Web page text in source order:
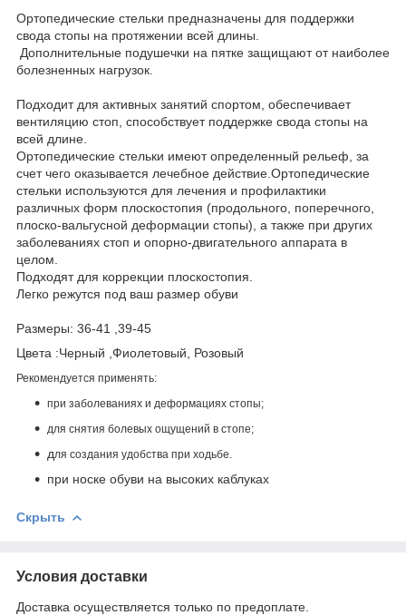
Ортопедические стельки предназначены для поддержки
свода стопы на протяжении всей длины.
Дополнительные подушечки на пятке защищают от наиболее
болезненных нагрузок.
Подходит для активных занятий спортом, обеспечивает
вентиляцию стоп, способствует поддержке свода стопы на
всей длине.
Ортопедические стельки имеют определенный рельеф, за
счет чего оказывается лечебное действие.Ортопедические
стельки используются для лечения и профилактики
различных форм плоскостопия (продольного, поперечного,
плоско-вальгусной деформации стопы), а также при других
заболеваниях стоп и опорно-двигательного аппарата в
целом.
Подходят для коррекции плоскостопия.
Легко режутся под ваш размер обуви
Размеры: 36-41 ,39-45
Цвета :Черный ,Фиолетовый, Розовый
Рекомендуется применять:
при заболеваниях и деформациях стопы;
для снятия болевых ощущений в стопе;
для создания удобства при ходьбе.
при носке обуви на высоких каблуках
Скрыть
Условия доставки
Доставка осуществляется только по предоплате.